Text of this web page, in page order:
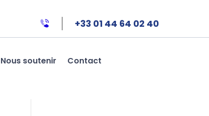
+33 01 44 64 02 40
Nous soutenir Contact